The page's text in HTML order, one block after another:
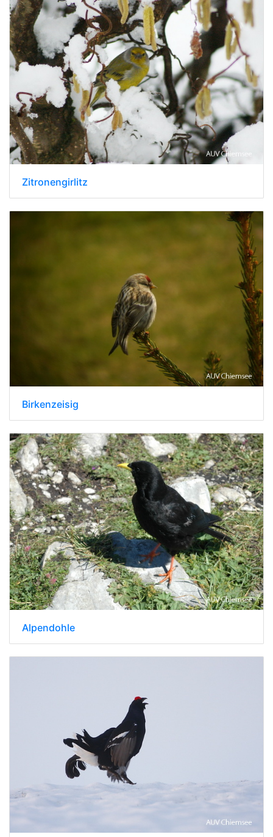
Zitronengirlitz
Birkenzeisig
Alpendohle